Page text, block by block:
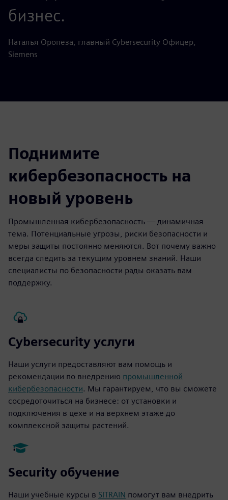
бизнес.
Наталья Оропеза, главный Cybersecurity Офицер,
Siemens
Поднимите
кибербезопасность на
новый уровень
Промышленная кибербезопасность — динамичная
тема. Потенциальные угрозы, риски безопасности и
меры защиты постоянно меняются. Вот почему важно
всегда следить за текущим уровнем знаний. Наши
специалисты по безопасности рады оказать вам
поддержку.
Cybersecurity услуги
Наши услуги предоставляют вам помощь и
рекомендации по внедрению промышленной
кибербезопасности. Мы гарантируем, что вы сможете
сосредоточиться на бизнесе: от установки и
подключения в цехе и на верхнем этаже до
комплексной защиты растений.
Security обучение
Наши учебные курсы в SITRAIN помогут вам внедрить